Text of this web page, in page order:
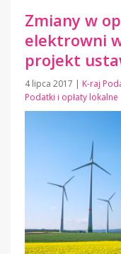
Zmiany w
elektrowni
projekt
4 lipca 2017 | K-raj
Podatki i opłaty lokalne